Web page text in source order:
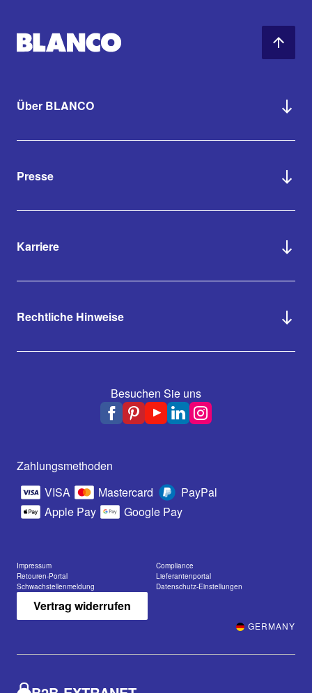
Über BLANCO
Presse
Karriere
Rechtliche Hinweise
Besuchen Sie uns
Zahlungsmethoden
VISA
Mastercard
PayPal
Apple Pay
Google Pay
Impressum
Compliance
Retouren-Portal
Lieferantenportal
Schwachstellenmeldung
Datenschutz-Einstellungen
Vertrag widerrufen
GERMANY